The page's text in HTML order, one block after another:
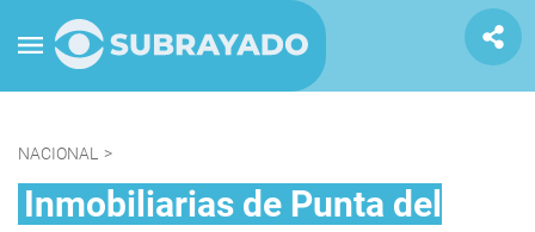
NACIONAL >
Inmobiliarias de Punta del